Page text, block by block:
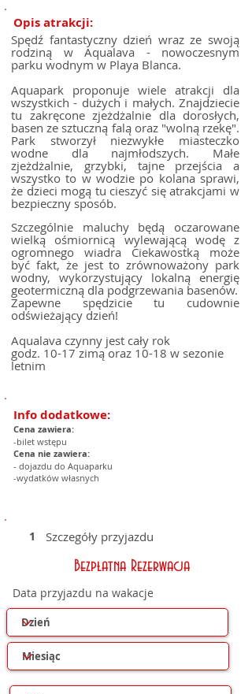
Opis atrakcji:
Spędź fantastyczny dzień wraz ze swoją
rodziną w Aqualava - nowoczesnym
parku wodnym w Playa Blanca.
Aquapark proponuje wiele atrakcji dla
wszystkich - dużych i małych. Znajdziecie
tu zakręcone zjeżdżalnie dla dorosłych,
basen ze sztuczną falą oraz "wolną rzekę".
Park stworzył niezwykłe miasteczko
wodne dla najmłodszych. Małe
zjeżdżalnie, grzybki, tajne przejścia a
wszystko to w wodzie po kolana sprawi,
że dzieci mogą tu cieszyć się atrakcjami w
bezpieczny sposób.
Szczególnie maluchy będą oczarowane
wielką ośmiornicą wylewającą wodę z
ogromnego wiadra Ciekawostką może
być fakt, że jest to zrównoważony park
wodny, wykorzystujący lokalną energię
geotermiczną dla podgrzewania basenów.
Zapewne spędzicie tu cudownie
odświeżający dzień!
Aqualava czynny jest cały rok
godz. 10-17 zimą oraz 10-18 w sezonie
letnim
Info dodatkowe:
Cena zawiera:
-bilet wstępu
Cena nie zawiera:
- dojazdu do Aquaparku
-wydatków własnych
1 Szczegóły przyjazdu
Bezpłatna Rezerwacja
Data przyjazdu na wakacje